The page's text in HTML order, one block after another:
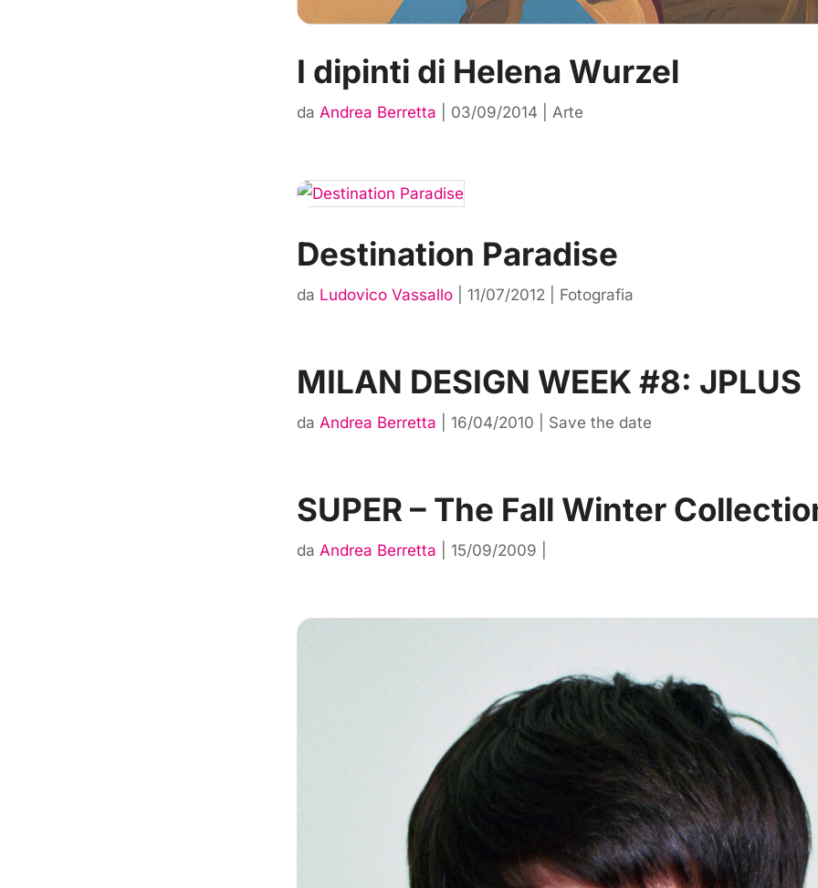
I dipinti di Helena Wurzel
daAndrea Berretta 03/09/2014 |Arte
Destination Paradise
da Ludovico Vassallo |11/07/2012 Fotografia
MILAN DESIGN WEEK #8: JPLUS
daAndrea Berretta |16/04/2010 Save the date
SUPER – The Fall Winter
daAndrea Berretta |15/09/2009